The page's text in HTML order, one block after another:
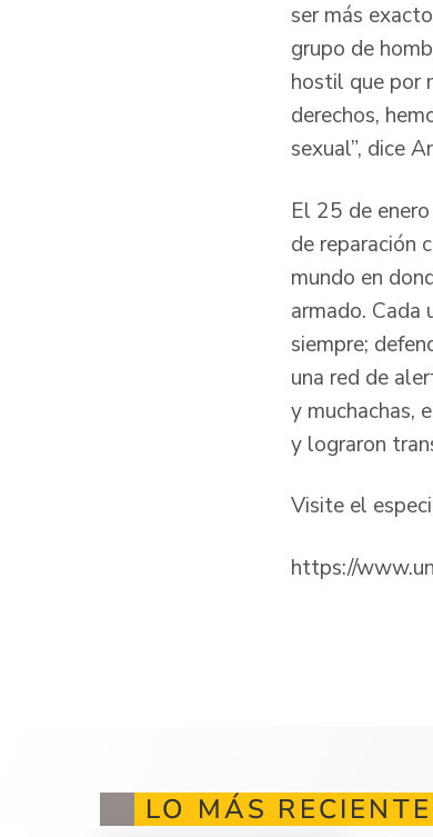
ser más
grupo de
hostil que por
derechos,
sexual”, dice
El 25 de
de reparación
mundo en
armado. Cada
siempre;
una red de
y muchachas,
y lograron
Visite el
https://
LO MÁS RECIENTE